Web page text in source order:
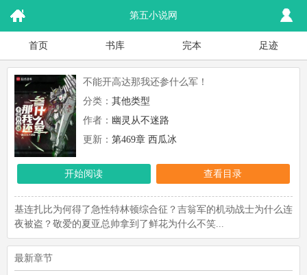
第五小说网
首页 书库 完本 足迹
不能开高达那我还参什么军！
分类：其他类型
作者： 幽灵从不迷路
更新：第469章 西瓜冰
开始阅读 查看目录
基连扎比为何得了急性特林顿综合征？吉翁军的机动战士为什么连
夜被盗？敬爱的夏亚总帅拿到了鲜花为什么不笑...
最新章节